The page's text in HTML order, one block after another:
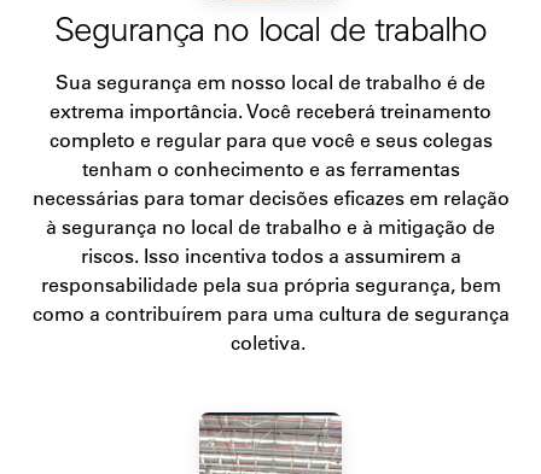
Segurança no local de trabalho
Sua segurança em nosso local de trabalho é de
extrema importância. Você receberá treinamento
completo e regular para que você e seus colegas
tenham o conhecimento e as ferramentas
necessárias para tomar decisões eficazes em relação
à segurança no local de trabalho e à mitigação de
riscos. Isso incentiva todos a assumirem a
responsabilidade pela sua própria segurança, bem
como a contribuírem para uma cultura de segurança
coletiva.